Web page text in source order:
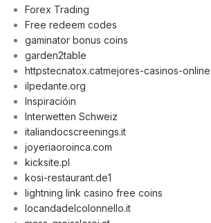
Forex Trading
Free redeem codes
gaminator bonus coins
garden2table
httpstecnatox.catmejores-casinos-online
ilpedante.org
Inspiracióin
Interwetten Schweiz
italiandocscreenings.it
joyeriaoroinca.com
kicksite.pl
kosi-restaurant.de1
lightning link casino free coins
locandadelcolonnello.it